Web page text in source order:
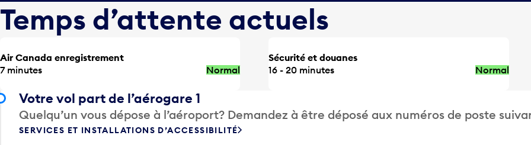
Temps d’attente actuels
Air Canada enregistrement
7 minutes
Normal
Sécurité et douanes
16 - 20 minutes
Normal
Votre vol part de l’aérogare 1
Quelqu’un vous dépose à l’aéroport? Demandez à être déposé aux numéros de poste
SERVICES ET INSTALLATIONS D’ACCESSIBILITÉ